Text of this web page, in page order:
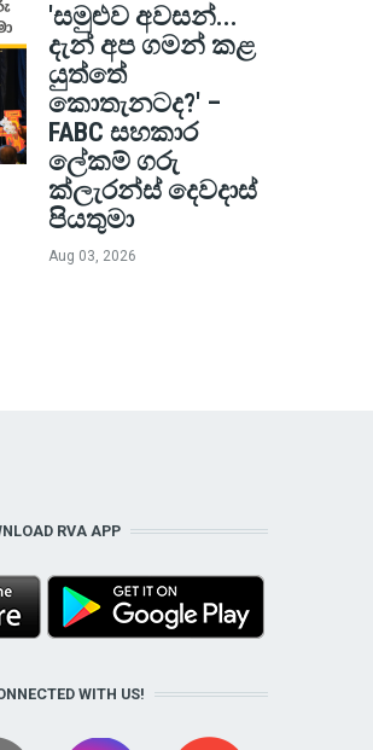
'සමුළුව අවසන්...
දැන් අප ගමන් කළ
යුත්තේ
කොතැනටද?' –
FABC සහකාර
ලේකම් ගරු
ක්ලැරන්ස් දෙවදාස්
පියතුමා
Aug 03, 2026
RVA APP
WITH US!